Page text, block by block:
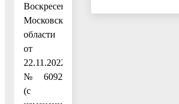
Воскресенск
Московской
области
от
22.11.2022
№ 6092
(с